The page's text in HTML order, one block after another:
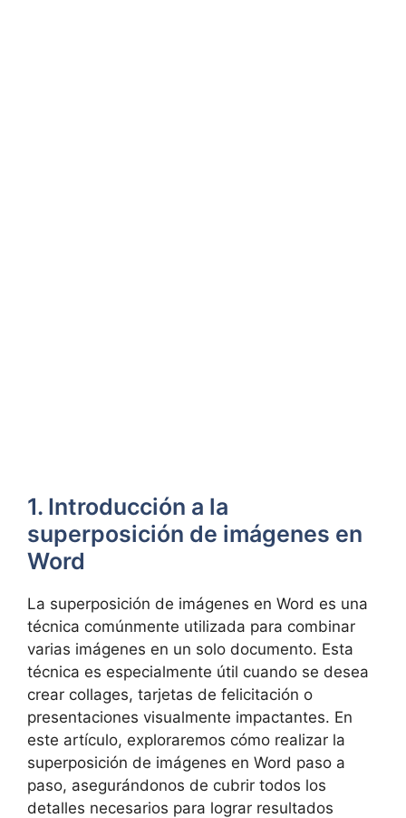
1. Introducción a la
superposición de imágenes en
Word
La superposición de imágenes en Word es una
técnica comúnmente utilizada para combinar
varias imágenes en un solo documento. Esta
técnica es especialmente útil cuando se desea
crear collages, tarjetas de felicitación o
presentaciones visualmente impactantes. En
este artículo, exploraremos cómo realizar la
superposición de imágenes en Word paso a
paso, asegurándonos de cubrir todos los
detalles necesarios para lograr resultados